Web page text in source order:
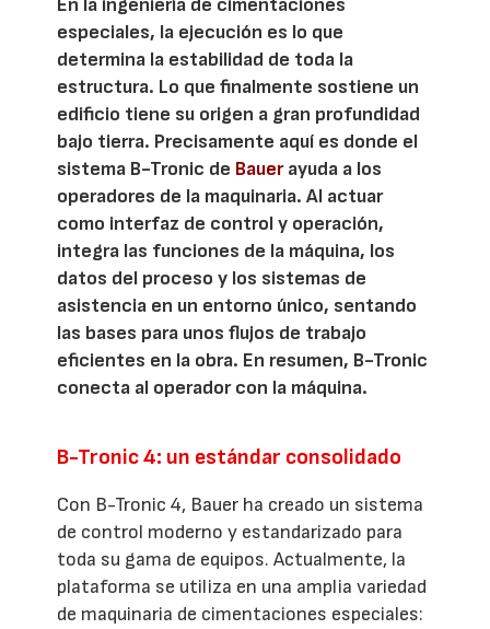
En la ingeniería de cimentaciones
especiales, la ejecución es lo que
determina la estabilidad de toda la
estructura. Lo que finalmente sostiene un
edificio tiene su origen a gran profundidad
bajo tierra. Precisamente aquí es donde el
sistema B-Tronic de Bauerayuda a los
operadores de la maquinaria. Al actuar
como interfaz de control y operación,
integra las funciones de la máquina, los
datos del proceso y los sistemas de
asistencia en un entorno único, sentando
las bases para unos flujos de trabajo
eficientes en la obra. En resumen, B-Tronic
conecta al operador con la máquina.
B-Tronic 4: un estándar consolidado
Con B-Tronic 4, Bauer ha creado un sistema
de control moderno y estandarizado para
toda su gama de equipos. Actualmente, la
plataforma se utiliza en una amplia variedad
de maquinaria de cimentaciones especiales: